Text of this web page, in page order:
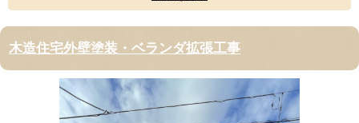
木造住宅外壁塗装・ベランダ拡張工事